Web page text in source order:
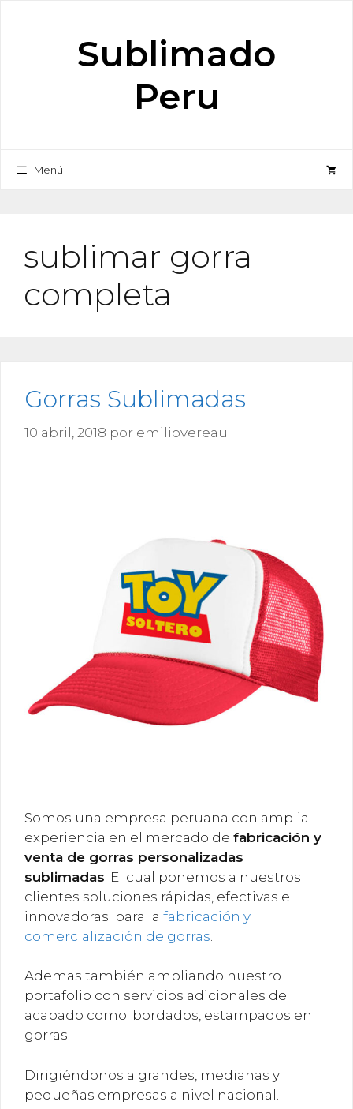
Sublimado
Peru
Menú
sublimar gorra
completa
Gorras Sublimadas
10 abril, 2018 por emiliovereau
Somos una empresa peruana con amplia
experiencia en el mercado de fabricación y
venta de gorras personalizadas
sublimadas . El cual ponemos a nuestros
clientes soluciones rápidas, efectivas e
innovadoras para la fabricación y
comercialización de gorras
Ademas también ampliando nuestro
portafolio con servicios adicionales de
acabado como: bordados, estampados en
gorras.
Dirigiéndonos a grandes, medianas y
pequeñas empresas a nivel nacional.